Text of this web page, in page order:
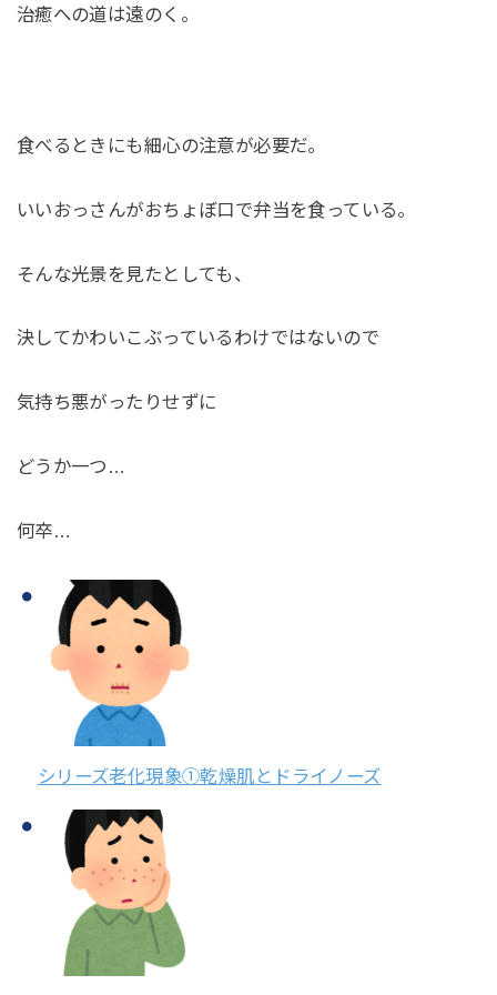
治癒への道は遠のく。
食べるときにも細心の注意が必要だ。
いいおっさんがおちょぼ口で弁当を食っている。
そんな光景を見たとしても、
決してかわいこぶっているわけではないので
気持ち悪がったりせずに
どうか一つ…
何卒…
シリーズ老化現象①乾燥肌とドライノーズ